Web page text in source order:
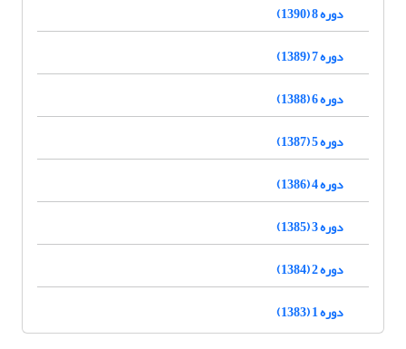
دوره 8 (1390)
دوره 7 (1389)
دوره 6 (1388)
دوره 5 (1387)
دوره 4 (1386)
دوره 3 (1385)
دوره 2 (1384)
دوره 1 (1383)